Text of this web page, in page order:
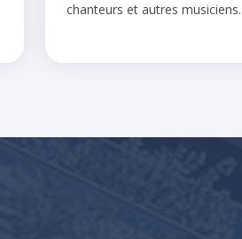
chanteurs et autres musiciens.